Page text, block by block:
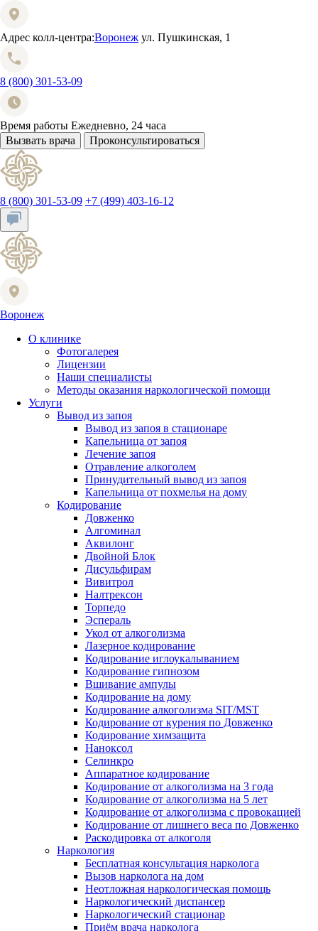
Адрес колл-центра:Воронеж ул. Пушкинская, 1
8 (800) 301-53-09
Время работы Ежедневно, 24 часа
Вызвать врача
Проконсультироваться
8 (800) 301-53-09 +7 (499) 403-16-12
Воронеж
О клинике
Фотогалерея
Лицензии
Наши специалисты
Методы оказания наркологической помощи
Услуги
Вывод из запоя
Вывод из запоя в стационаре
Капельница от запоя
Лечение запоя
Отравление алкоголем
Принудительный вывод из запоя
Капельница от похмелья на дому
Кодирование
Довженко
Алгоминал
Аквилонг
Двойной Блок
Дисульфирам
Вивитрол
Налтрексон
Торпедо
Эспераль
Укол от алкоголизма
Лазерное кодирование
Кодирование иглоукалыванием
Кодирование гипнозом
Вшивание ампулы
Кодирование на дому
Кодирование алкоголизма SIT/MST
Кодирование от курения по Довженко
Кодирование химзащита
Наноксол
Селинкро
Аппаратное кодирование
Кодирование от алкоголизма на 3 года
Кодирование от алкоголизма на 5 лет
Кодирование от алкоголизма с провокацией
Кодирование от лишнего веса по Довженко
Раскодировка от алкоголя
Наркология
Бесплатная консультация нарколога
Вызов нарколога на дом
Неотложная наркологическая помощь
Наркологический диспансер
Наркологический стационар
Приём врача нарколога